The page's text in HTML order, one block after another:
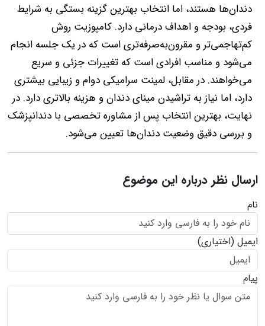
دندان‌ها هستند، اما انتخاب بهترین گزینه بستگی به شرایط
فردی، بودجه و اهداف درمانی دارد. کامپوزیت روش
کم‌تهاجمی‌تر و مقرون‌به‌صرفه‌تری است که در یک جلسه انجام
می‌شود و مناسب افرادی است که تغییرات جزئی و سریع
می‌خواهند. در مقابل، لمینت سرامیکی دوام و زیبایی بیشتری
دارد، اما نیاز به تراشیدن مینای دندان و هزینه بالاتری دارد. در
نهایت، بهترین انتخاب پس از مشاوره تخصصی با دندانپزشک
و بررسی دقیق وضعیت دندان‌ها تعیین می‌شود.
ارسال نظر درباره این موضوع
نام
ایمیل (اختیاری)
پیام